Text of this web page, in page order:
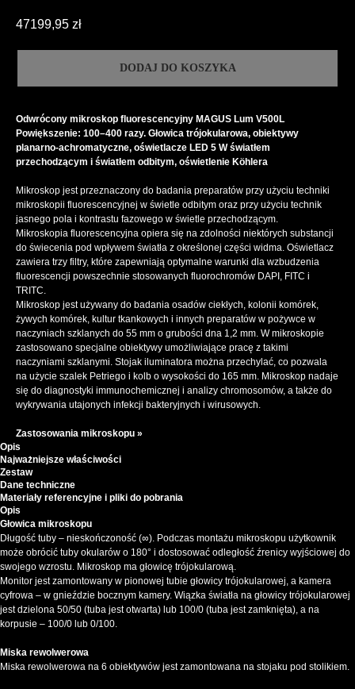
47199,95 zł
DODAJ DO KOSZYKA
Odwrócony mikroskop fluorescencyjny MAGUS Lum V500L
Powiększenie: 100–400 razy. Głowica trójokularowa, obiektywy
planarno-achromatyczne, oświetlacze LED 5 W światłem
przechodzącym i światłem odbitym, oświetlenie Köhlera
Mikroskop jest przeznaczony do badania preparatów przy użyciu techniki
mikroskopii fluorescencyjnej w świetle odbitym oraz przy użyciu technik
jasnego pola i kontrastu fazowego w świetle przechodzącym.
Mikroskopia fluorescencyjna opiera się na zdolności niektórych substancji
do świecenia pod wpływem światła z określonej części widma. Oświetlacz
zawiera trzy filtry, które zapewniają optymalne warunki dla wzbudzenia
fluorescencji powszechnie stosowanych fluorochromów DAPI, FITC i
TRITC.
Mikroskop jest używany do badania osadów ciekłych, kolonii komórek,
żywych komórek, kultur tkankowych i innych preparatów w pożywce w
naczyniach szklanych do 55 mm o grubości dna 1,2 mm. W mikroskopie
zastosowano specjalne obiektywy umożliwiające pracę z takimi
naczyniami szklanymi. Stojak iluminatora można przechylać, co pozwala
na użycie szalek Petriego i kolb o wysokości do 165 mm. Mikroskop nadaje
się do diagnostyki immunochemicznej i analizy chromosomów, a także do
wykrywania utajonych infekcji bakteryjnych i wirusowych.
Zastosowania mikroskopu »
Opis
Najważniejsze właściwości
Zestaw
Dane techniczne
Materiały referencyjne i pliki do pobrania
Opis
Głowica mikroskopu
Długość tuby – nieskończoność (∞). Podczas montażu mikroskopu użytkownik
może obrócić tuby okularów o 180° i dostosować odległość źrenicy wyjściowej do
swojego wzrostu. Mikroskop ma głowicę trójokularową.
Monitor jest zamontowany w pionowej tubie głowicy trójokularowej, a kamera
cyfrowa – w gnieździe bocznym kamery. Wiązka światła na głowicy trójokularowej
jest dzielona 50/50 (tuba jest otwarta) lub 100/0 (tuba jest zamknięta), a na
korpusie – 100/0 lub 0/100.
Miska rewolwerowa
Miska rewolwerowa na 6 obiektywów jest zamontowana na stojaku pod stolikiem.